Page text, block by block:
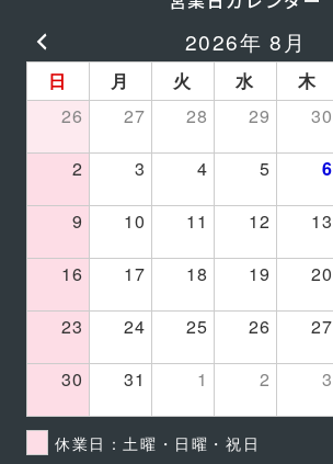
2026年 8月
日 月 火 水 木
26
27 28 29 30
2 3 4 5 6
9 10 11 12 13
16 17 18 19 20
23 24 25 26 27
30 31 1 2 3
休業日：土曜・日曜・祝日